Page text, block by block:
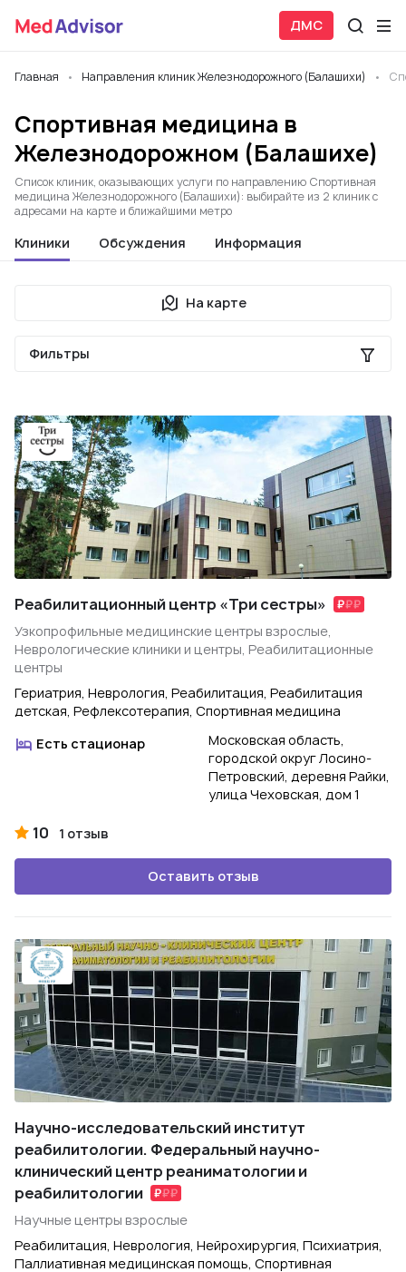
ДМС
Главная Направления клиник Железнодорожного (Балашихи)
Спортивная медицина в
Железнодорожном (Балашихе)
Список клиник, оказывающих услуги по направлению Спортивная
медицина Железнодорожного (Балашихи): выбирайте из 2 клиник с
адресами на карте и ближайшими метро
Клиники Обсуждения Информация
На карте
Фильтры
Реабилитационный центр «Три сестры»
Узкопрофильные медицинские центры взрослые,
Неврологические клиники и центры, Реабилитационные
центры
Гериатрия, Неврология, Реабилитация, Реабилитация
детская, Рефлексотерапия, Спортивная медицина
Есть стационар
Московская область,
городской округ Лосино-
Петровский, деревня Райки,
улица Чеховская, дом 1
10 1 отзыв
Оставить отзыв
Научно-исследовательский институт
реабилитологии. Федеральный научно-
клинический центр реаниматологии и
реабилитологии
Научные центры взрослые
Реабилитация, Неврология, Нейрохирургия, Психиатрия,
Паллиативная медицинская помощь, Спортивная